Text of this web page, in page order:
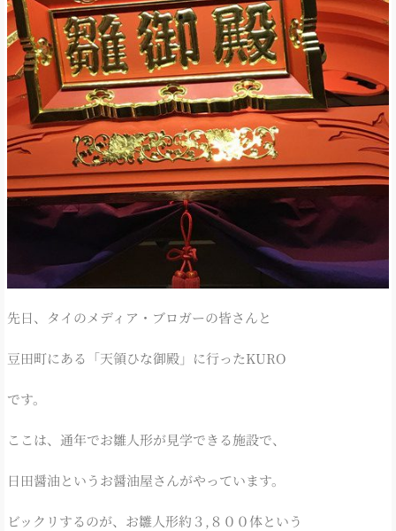
先日、タイのメディア・ブロガーの皆さんと
豆田町にある「天領ひな御殿」に行ったKURO
です。
ここは、通年でお雛人形が見学できる施設で、
日田醤油というお醤油屋さんがやっています。
ビックリするのが、お雛人形約３,８００体という